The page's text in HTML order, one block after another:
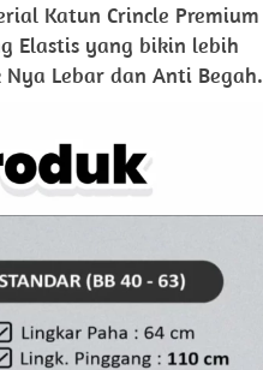
Katun Crincle Premium
Elastis yang bikin lebih
Lebar dan Anti Begah.